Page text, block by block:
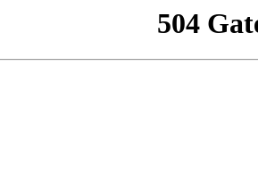
504